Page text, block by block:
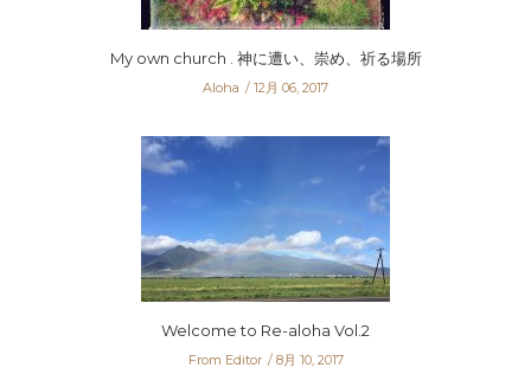
My own church . 神に遭い、崇め、祈る場所
Aloha 12月 06, 2017
Welcome to Re-aloha Vol.2
From Editor 8月 10, 2017